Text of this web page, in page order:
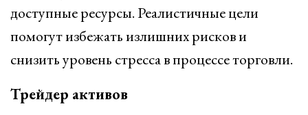
доступные ресурсы. Реалистичные цели
помогут избежать излишних рисков и
снизить уровень стресса в процессе торговли.
Трейдер активов